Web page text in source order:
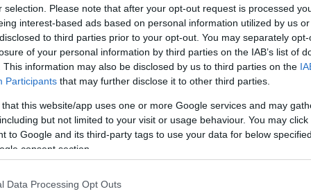
selection. Please note that after your opt-out request is processed
interest-based ads based on personal information utilized by us
to third parties prior to your opt-out. You may separately
of your personal information by third parties on the IAB’s list of
This information may also be disclosed by us to third parties on the
Participants that may further disclose it to other third parties.
that this website/app uses one or more Google services and may
but not limited to your visit or usage behaviour. You may
to Google and its third-party tags to use your data for below
consent section.
Data Processing Opt Outs
és Vicuskák programban a résztvevők
bőrébe. Vitézi szertartás keretei között
settenkedésben kell teljesíteni a
letűnt korokat: szombaton a Kossuth-díjas
és Blaskó Balázzsal találkozhatnak az